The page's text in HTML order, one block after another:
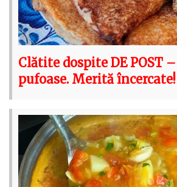
Clătite dospite DE POST
pufoase. Merită încercate!